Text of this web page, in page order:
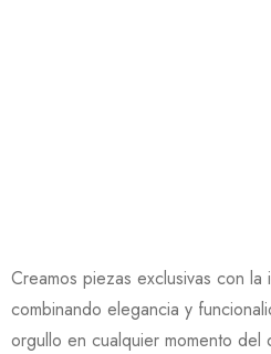
Creamos piezas exclusivas con
combinando elegancia y
orgullo en cualquier momento del